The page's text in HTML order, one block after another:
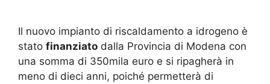
Il nuovo impianto di riscaldamento a idrogeno è
stato finanziato dalla Provincia di Modena con
una somma di 350mila euro e si ripagherà in
meno di dieci anni, poiché permetterà di